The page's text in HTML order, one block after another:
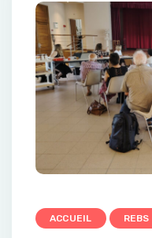
ACCUEIL REBS